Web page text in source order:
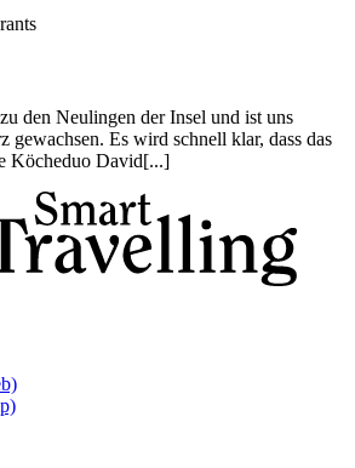
den Neulingen der Insel und ist uns
gewachsen. Es wird schnell klar, dass das
Köcheduo David[...]